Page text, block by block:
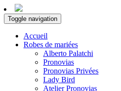
Toggle navigation
Accueil
Robes de mariées
Alberto Palatchi
Pronovias
Pronovias Privées
Lady Bird
Atelier Pronovias